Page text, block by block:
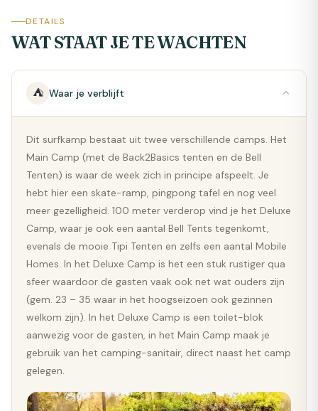
DETAILS
WAT STAAT JE TE WACHTEN
⛺ Waar je verblijft
Dit surfkamp bestaat uit twee verschillende camps. Het
Main Camp (met de Back2Basics tenten en de Bell
Tenten) is waar de week zich in principe afspeelt. Je
hebt hier een skate-ramp, pingpong tafel en nog veel
meer gezelligheid. 100 meter verderop vind je het Deluxe
Camp, waar je ook een aantal Bell Tents tegenkomt,
evenals de mooie Tipi Tenten en zelfs een aantal Mobile
Homes. In het Deluxe Camp is het een stuk rustiger qua
sfeer waardoor de gasten vaak ook net wat ouders zijn
(gem. 23 – 35 waar in het hoogseizoen ook gezinnen
welkom zijn). In het Deluxe Camp is een toilet-blok
aanwezig voor de gasten, in het Main Camp maak je
gebruik van het camping-sanitair, direct naast het camp
gelegen.